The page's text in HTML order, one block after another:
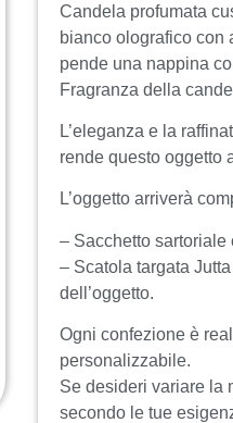
Candela profumata
bianco olografico con
pende una nappina
Fragranza della
L’eleganza e la
rende questo oggetto
L’oggetto arriverà
– Sacchetto sartoriale
– Scatola targata
dell’oggetto.
Ogni confezione è
personalizzabile.
Se desideri variare la
secondo le tue